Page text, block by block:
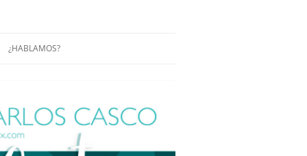
EN
¿HABLAMOS?
CONÓCENOS UN POCO MÁS